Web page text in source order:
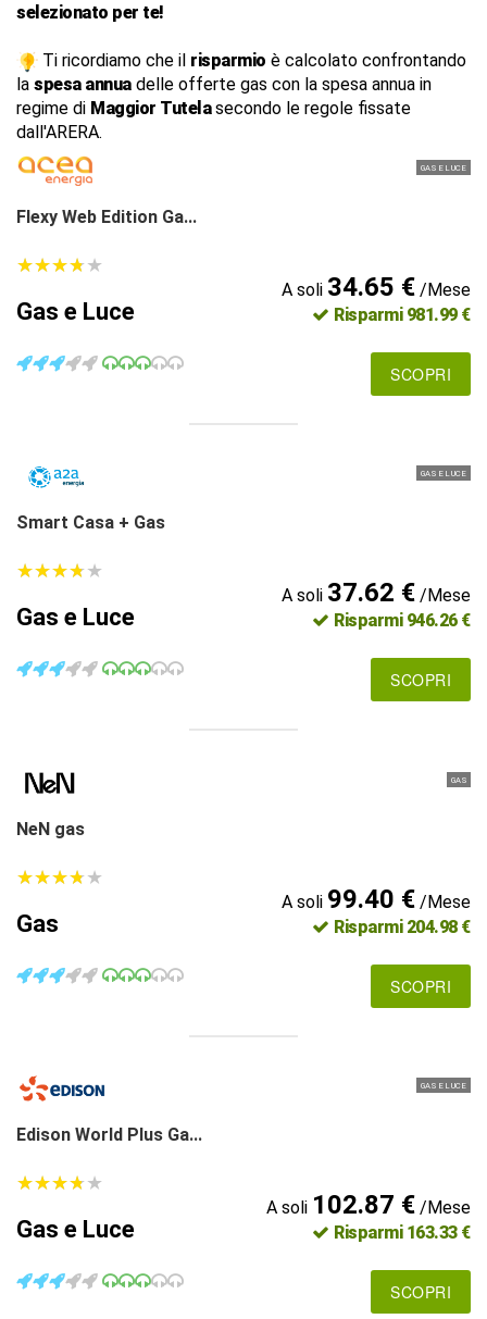
selezionato per te!
Ti ricordiamo che il risparmio è calcolato confrontando
la spesa annuadelle offerte gas con la spesa annua in
regime di Maggior Tutelasecondo le regole fissate
dall'ARERA.
GAS E LUCE
Flexy Web Edition Ga...
★★★★★
★★★★★
Gas e Luce
A soli 34.65 €/Mese
Risparmi 981.99 €
SCOPRI
GAS E LUCE
Smart Casa + Gas
★★★★★
★★★★★
Gas e Luce
A soli 37.62 €/Mese
Risparmi 946.26 €
SCOPRI
GAS
NeN gas
★★★★★
★★★★★
Gas
A soli 99.40 €/Mese
Risparmi 204.98 €
SCOPRI
GAS E LUCE
Edison World Plus Ga...
★★★★★
★★★★★
Gas e Luce
A soli 102.87 €/Mese
Risparmi 163.33 €
SCOPRI